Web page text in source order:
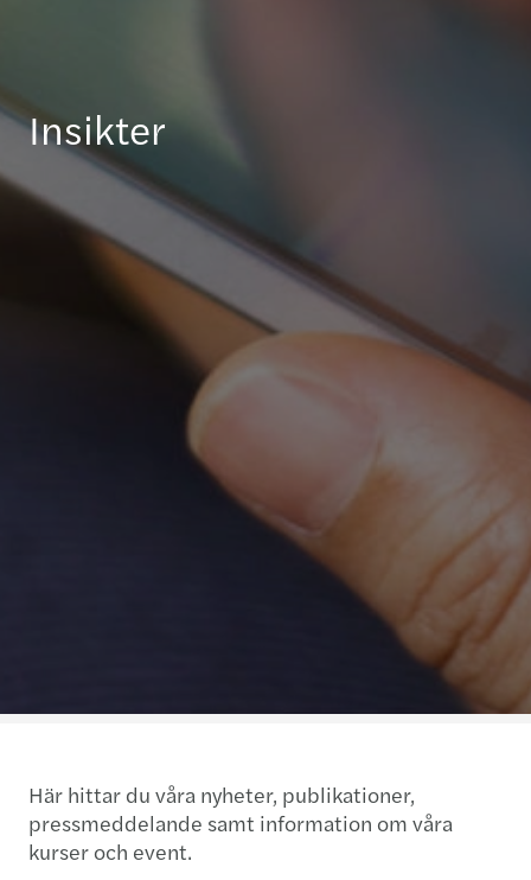
Insikter
Här hittar du våra nyheter, publikationer,
pressmeddelande samt information om våra
kurser och event.